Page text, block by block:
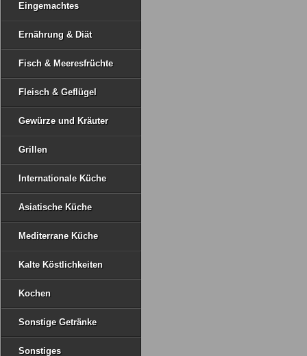
Eingemachtes
Ernährung & Diät
Fisch & Meeresfrüchte
Fleisch & Geflügel
Gewürze und Kräuter
Grillen
Internationale Küche
Asiatische Küche
Mediterrane Küche
Kalte Köstlichkeiten
Kochen
Sonstige Getränke
Sonstiges